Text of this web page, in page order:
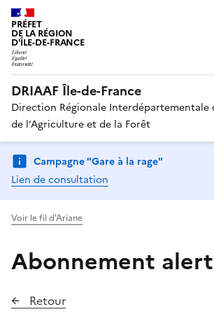
PRÉFET
DE LA RÉGION
D'ÎLE-DE-FRANCE
DRIAAF Île-de-France
Direction Régionale Interdépartementale
de l’Agriculture et de la Forêt
Campagne "Gare à la rage"
Lien de consultation
Voir le fil d'Ariane
Abonnement
Retour